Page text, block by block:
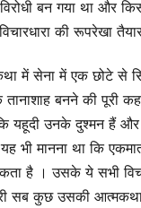
बन गया था और
की रूपरेखा
में सेना में एक छोटे से
बनने की पूरी
यहूदी उनके दुश्मन हैं
भी मानना था कि
है । उसके ये सभी
सब कुछ उसकी